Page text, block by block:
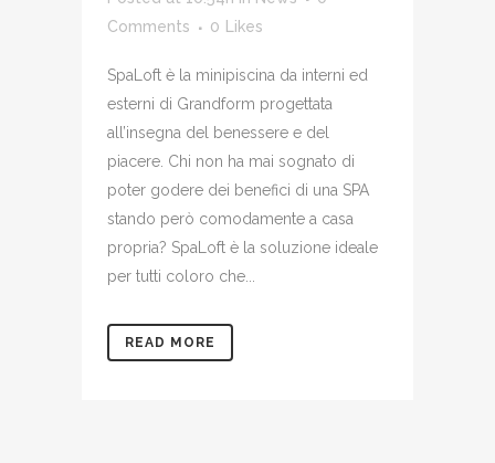
Comments
0 Likes
SpaLoft è la minipiscina da interni ed
esterni di Grandform progettata
all’insegna del benessere e del
piacere. Chi non ha mai sognato di
poter godere dei benefici di una SPA
stando però comodamente a casa
propria? SpaLoft è la soluzione ideale
per tutti coloro che...
READ MORE